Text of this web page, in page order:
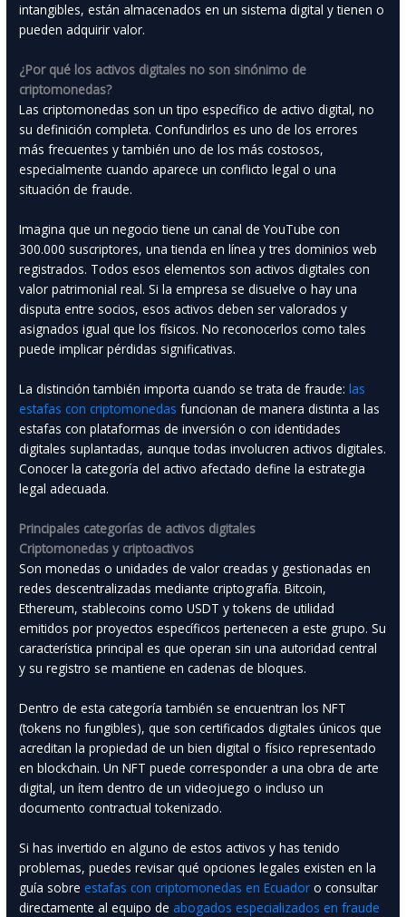
intangibles, están almacenados en un sistema digital y tienen o
pueden adquirir valor.
¿Por qué los activos digitales no son sinónimo de
criptomonedas?
Las criptomonedas son un tipo específico de activo digital, no
su definición completa. Confundirlos es uno de los errores
más frecuentes y también uno de los más costosos,
especialmente cuando aparece un conflicto legal o una
situación de fraude.
Imagina que un negocio tiene un canal de YouTube con
300.000 suscriptores, una tienda en línea y tres dominios web
registrados. Todos esos elementos son activos digitales con
valor patrimonial real. Si la empresa se disuelve o hay una
disputa entre socios, esos activos deben ser valorados y
asignados igual que los físicos. No reconocerlos como tales
puede implicar pérdidas significativas.
La distinción también importa cuando se trata de fraude:las
estafas con criptomonedas funcionan de manera distinta a las
estafas con plataformas de inversión o con identidades
digitales suplantadas, aunque todas involucren activos digitales.
Conocer la categoría del activo afectado define la estrategia
legal adecuada.
Principales categorías de activos digitales
Criptomonedas y criptoactivos
Son monedas o unidades de valor creadas y gestionadas en
redes descentralizadas mediante criptografía. Bitcoin,
Ethereum, stablecoins como USDT y tokens de utilidad
emitidos por proyectos específicos pertenecen a este grupo. Su
característica principal es que operan sin una autoridad central
y su registro se mantiene en cadenas de bloques.
Dentro de esta categoría también se encuentran los NFT
(tokens no fungibles), que son certificados digitales únicos que
acreditan la propiedad de un bien digital o físico representado
en blockchain. Un NFT puede corresponder a una obra de arte
digital, un ítem dentro de un videojuego o incluso un
documento contractual tokenizado.
Si has invertido en alguno de estos activos y has tenido
problemas, puedes revisar qué opciones legales existen en la
guía sobreestafas con criptomonedas en Ecuador o consultar
directamente al equipo deabogados especializados en fraude